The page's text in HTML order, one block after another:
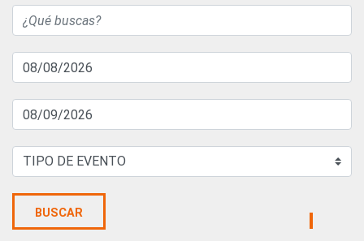
BUSCAR